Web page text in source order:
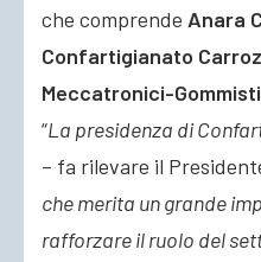
che comprende Anara
Confartigianato
Meccatronici-
“La presidenza di
– fa rilevare il
che merita un grande
rafforzare il ruolo del